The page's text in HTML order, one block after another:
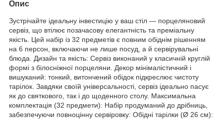
Опис
Зустрічайте ідеальну інвестицію у ваш стіл — порцеляновий
сервіз, що втілює позачасову елегантність та преміальну
якість. Цей набір із 32 предметів є повним обіднім рішенням
на 6 персон, включаючи не лише посуд, а й сервірувальні
блюда. Дизайн та якість: Сервіз виконаний у класичній круглій
формі з білосніжної порцеляни. Декор мінімалістичний і
вишуканий: тонкий, витончений обідок підкреслює чистоту
тарілок. Завдяки своїй універсальності, сервіз ідеально пасує
як до святкового, так і до щоденного столу. Максимальна
комплектація (32 предмети): Набір продуманий до дрібниць,
забезпечуючи повноцінну сервіровку: Обідні тарілки (Ø 26 см):